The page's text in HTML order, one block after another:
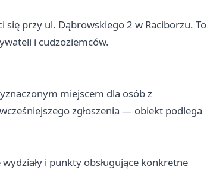
się przy ul. Dąbrowskiego 2 w Raciborzu. To
i cudzoziemców.
miejscem dla osób z
zgłoszenia — obiekt podlega
i punkty obsługujące konkretne